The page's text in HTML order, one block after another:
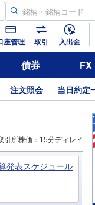
座管理 取引 入出金
債券 FX
注文照会 当日約定
引所株価：15分ディレイ
発表スケジュール